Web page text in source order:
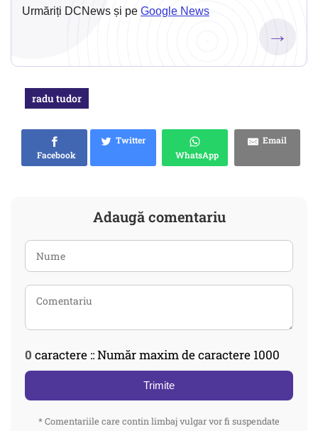
Urmăriți DCNews și pe Google News
→
radu tudor
Facebook
Twitter
WhatsApp
Email
Adaugă comentariu
0 caractere :: Număr maxim de caractere 1000
Trimite
* Comentariile care contin limbaj vulgar vor fi suspendate